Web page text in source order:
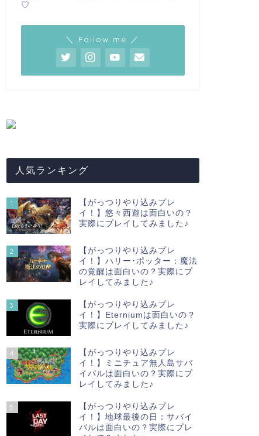
【ウマ娘特集】名鑑機能でジュエル
【ウマ娘特集】序盤から強いウマ娘
を作りたい！最速育成論
♡
＼ Follow me ／
人気ランキング
1
【がっつりやり込みプレ
イ！】悠々西遊は面白いの？
実際にプレイしてみました♪
2
【がっつりやり込みプレ
イ！】ハリー･ポッター：魔法
の覚醒は面白いの？実際にプ
レイしてみました♪
3
【がっつりやり込みプレ
イ！】Eterniumは面白いの？
実際にプレイしてみました♪
4
【がっつりやり込みプレ
イ！】ミニチュア無人島サバ
イバルは面白いの？実際にプ
レイしてみました♪
5
【がっつりやり込みプレ
イ！】地球最後の日：サバイ
バルは面白いの？実際にプレ